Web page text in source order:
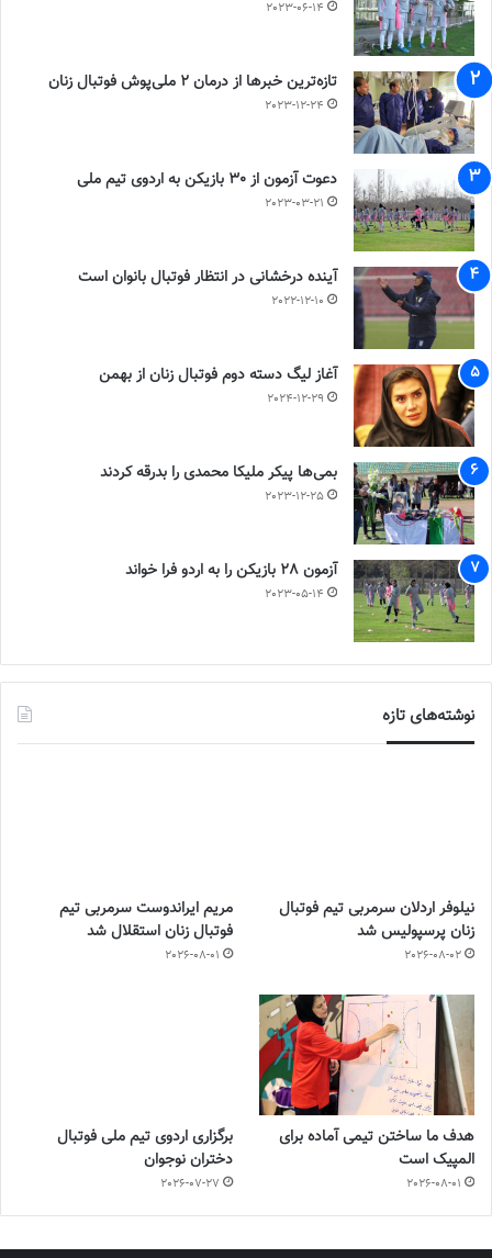
2023-06-14
تازه‌ترین خبرها از درمان ۲ ملی‌پوش فوتبال زنان
2023-12-24
دعوت آزمون از 30 بازیکن به اردوی تیم ملی
2023-03-21
آینده درخشانی در انتظار فوتبال بانوان است
2022-12-10
آغاز لیگ دسته دوم فوتبال زنان از بهمن
2024-12-29
بمی‌ها پیکر ملیکا محمدی را بدرقه کردند
2023-12-25
آزمون 28 بازیکن را به اردو فرا خواند
2023-05-14
نوشته‌های تازه
نیلوفر اردلان سرمربی تیم فوتبال
زنان پرسپولیس شد
2026-08-02
مریم ایراندوست سرمربی تیم
فوتبال زنان استقلال شد
2026-08-01
هدف ما ساختن تیمی آماده برای
المپیک است
2026-08-01
برگزاری اردوی تیم ملی فوتبال
دختران نوجوان
2026-07-27